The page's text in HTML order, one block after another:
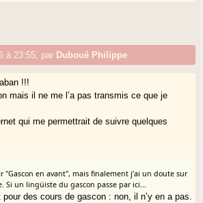
à 23:55 par Duboué Philippe
!!!
mais il ne me l’a pas transmis ce que je
qui me permettrait de suivre quelques
"Gascon en avant", mais finalement j’ai un doute sur
Si un lingüiste du gascon passe par ici...
des cours de gascon : non, il n’y en a pas.